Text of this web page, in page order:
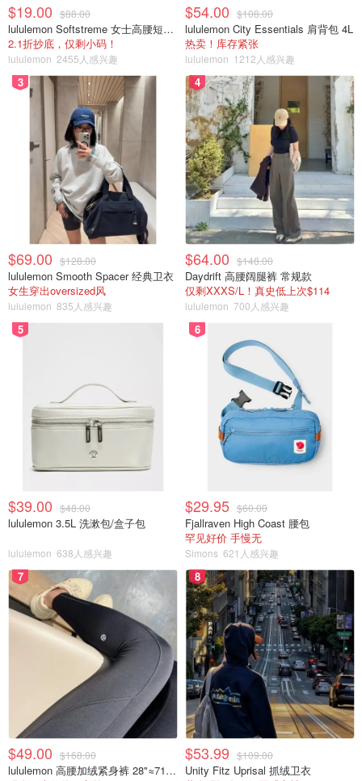
$19.00 $88.00
lululemon Softstreme 女士高腰短裤 10cm
2.1折抄底，仅剩小码！
lululemon 2455人感兴趣
$54.00 $108.00
lululemon City Essentials 肩背包 4L
热卖！库存紧张
lululemon 1212人感兴趣
3
$69.00 $128.00
lululemon Smooth Spacer 经典卫衣
女生穿出oversized风
lululemon 835人感兴趣
4
$64.00 $148.00
Daydrift 高腰阔腿裤 常规款
仅剩XXXS/L！真史低上次$114
lululemon 700人感兴趣
5
$39.00 $48.00
lululemon 3.5L 洗漱包/盒子包
lululemon 638人感兴趣
6
$29.95 $60.00
Fjallraven High Coast 腰包
罕见好价 手慢无
Simons 621人感兴趣
7
$49.00 $168.00
lululemon 高腰加绒紧身裤 28"≈71cm 5个口袋
8
$53.99 $109.00
Unity Fitz Uprisal 抓绒卫衣